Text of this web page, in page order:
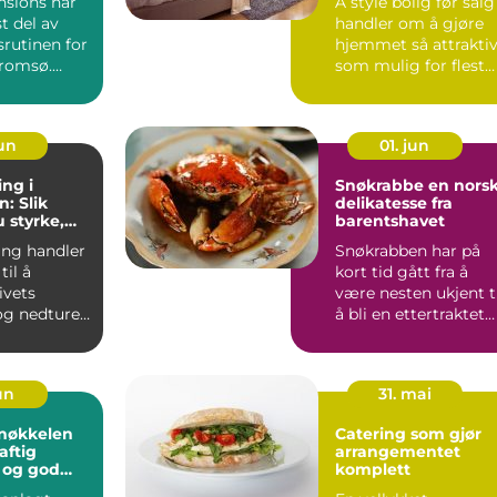
del av
for
handler om å gjøre
hjemmet så
som mulig for flest
i
Slik
styrke,
handler
å
nedturer
01. jun
Snøkrabbe en norsk
delikatesse fra
barentshavet
Snøkrabben har på
kort tid gått fra å
være nesten ukjent
å bli en ettertraktet
god
31. mai
Catering som gjør
arrangementet
komplett